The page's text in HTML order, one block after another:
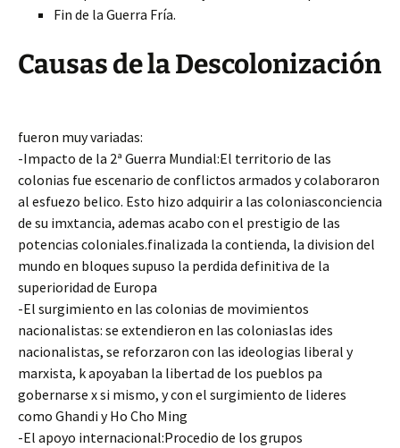
Fin de la Guerra Fría.
Causas de la Descolonización
fueron muy variadas:
-Impacto de la 2ª Guerra Mundial:El territorio de las
colonias fue escenario de conflictos armados y colaboraron
al esfuezo belico. Esto hizo adquirir a las coloniasconciencia
de su imxtancia, ademas acabo con el prestigio de las
potencias coloniales.finalizada la contienda, la division del
mundo en bloques supuso la perdida definitiva de la
superioridad de Europa
-El surgimiento en las colonias de movimientos
nacionalistas: se extendieron en las coloniaslas ides
nacionalistas, se reforzaron con las ideologias liberal y
marxista, k apoyaban la libertad de los pueblos pa
gobernarse x si mismo, y con el surgimiento de lideres
como Ghandi y Ho Cho Ming
-El apoyo internacional:Procedio de los grupos